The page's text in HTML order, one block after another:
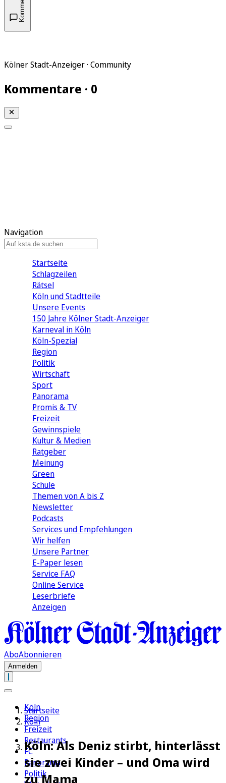
Kölner Stadt-Anzeiger · Community
Kommentare · 0
Navigation
Startseite
Schlagzeilen
Rätsel
Köln und Stadtteile
Unsere Events
150 Jahre Kölner Stadt-Anzeiger
Karneval in Köln
Köln-Spezial
Region
Politik
Wirtschaft
Sport
Panorama
Promis & TV
Freizeit
Gewinnspiele
Kultur & Medien
Ratgeber
Meinung
Green
Schule
Themen von A bis Z
Newsletter
Podcasts
Services und Empfehlungen
Wir helfen
Unsere Partner
E-Paper lesen
Service FAQ
Online Service
Leserbriefe
Anzeigen
AboAbonnieren
Anmelden
Köln
Region
Freizeit
Restaurants
FC
Panorama
Politik
Startseite
Köln
Köln: Als Deniz stirbt, hinterlässt
sie zwei Kinder – und Oma wird
zu Mama